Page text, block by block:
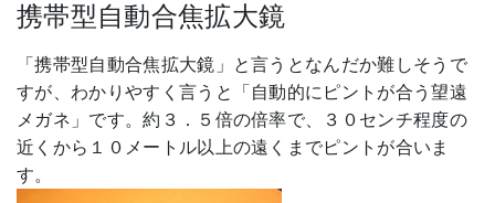
携帯型自動合焦拡大鏡
「携帯型自動合焦拡大鏡」と言うとなんだか難しそうで
すが、わかりやすく言うと「自動的にピントが合う望遠
メガネ」です。約３．５倍の倍率で、３０センチ程度の
近くから１０メートル以上の遠くまでピントが合いま
す。